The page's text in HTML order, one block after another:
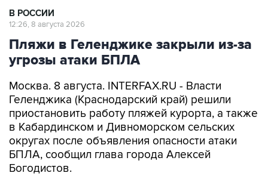
В РОССИИ
12:26, 8 августа 2026
Пляжи в Геленджике закрыли из-за
угрозы атаки БПЛА
Москва. 8 августа. INTERFAX.RU - Власти
Геленджика (Краснодарский край) решили
приостановить работу пляжей курорта, а также
в Кабардинском и Дивноморском сельских
округах после объявления опасности атаки
БПЛА, сообщил глава города Алексей
Богодистов.